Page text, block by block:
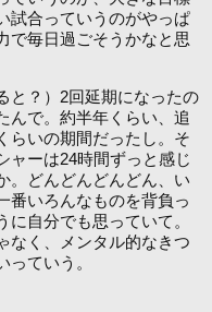
試合っていうのがやっぱ
で毎日過ごそうかなと思
と？）2回延期になったの
んで。約半年くらい、追
らいの期間だったし。そ
ャーは24時間ずっと感じ
。どんどんどんどん、い
番いろんなものを背負っ
自分でも思っていて。
なく、メンタル的なきつ
ていう。